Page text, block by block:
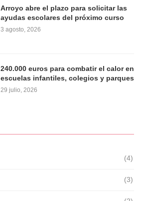
Arroyo abre el plazo para solicitar las
ayudas escolares del próximo curso
3 agosto, 2026
240.000 euros para combatir el calor en
escuelas infantiles, colegios y parques
29 julio, 2026
(4)
(3)